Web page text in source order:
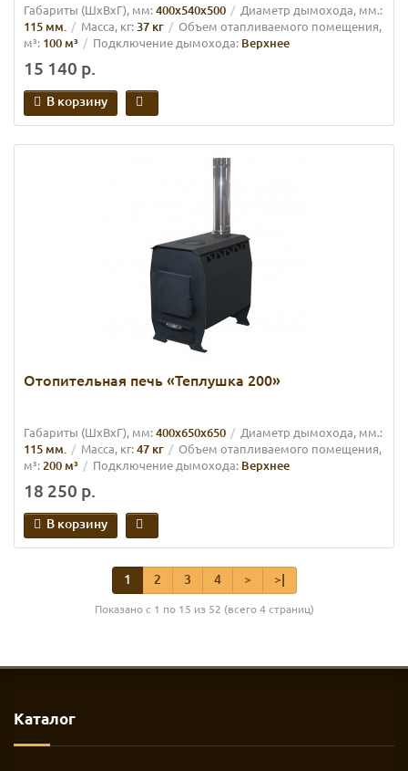
Габариты (ШхВхГ), мм:400х540х500 Диаметр дымохода, мм.:
115 мм. Масса, кг:37 кг
Объем отапливаемого помещения,
м³: 100 м³ Подключение дымохода: Верхнее
15 140 р.
В корзину
Отопительная печь «Теплушка 200»
Габариты (ШхВхГ), мм:400х650х650 Диаметр дымохода, мм.:
115 мм. Масса, кг:47 кг
Объем отапливаемого помещения,
м³:200 м³ Подключение дымохода: Верхнее
18 250 р.
В корзину
1 2 3 4 > >|
Показано с 1 по 15 из 52 (всего 4 страниц)
Каталог